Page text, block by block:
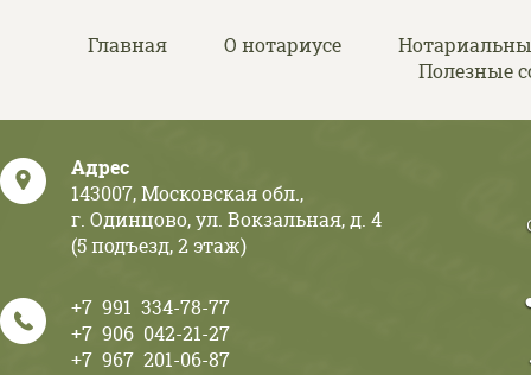
Главная
О нотариусе
Полезные
Адрес
143007, Московская обл.,
г. Одинцово, ул. Вокзальная, д. 4
(5 подъезд, 2 этаж)
+7 991 334-78-77
+7 906 042-21-27
+7 967 201-06-87